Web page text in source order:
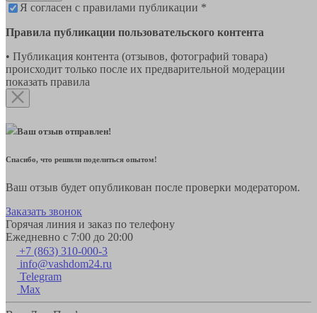
Я согласен с правилами публикации *
Правила публикации пользовательского контента
• Публикация контента (отзывов, фотографий товара)
происходит только после их предварительной модерации
показать правила
Ваш отзыв отправлен!
Спасибо, что решили поделиться опытом!
Ваш отзыв будет опубликован после проверки модератором.
Заказать звонок
Горячая линия и заказ по телефону
Ежедневно с 7:00 до 20:00
+7 (863) 310-000-3
info@vashdom24.ru
Telegram
Max